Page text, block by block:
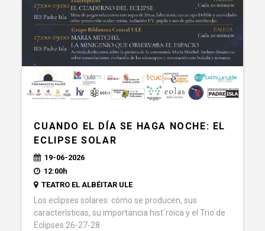
CUANDO EL DÍA SE HAGA NOCHE: EL
ECLIPSE SOLAR
19-06-2026
12:00h
TEATRO EL ALBÉITAR ULE
Los eclipses solares: cómo se producen, sus
características, su importancia hist´roica y el Trio de
Eclipses 26-27-28